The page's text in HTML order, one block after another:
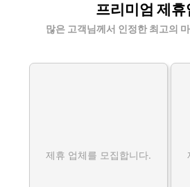
프리미엄 제휴
많은 고객님께서 인정한 최고의
제휴 업체를 모집합니다.